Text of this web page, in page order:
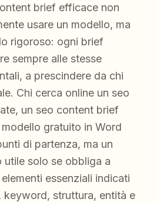
brief efficace non
usare un modello, ma
rigoroso: ogni brief
sempre alle stesse
a prescindere da chi
Chi cerca online un seo
un seo content brief
gratuito in Word
di partenza, ma un
solo se obbliga a
essenziali indicati
keyword, struttura, entità e